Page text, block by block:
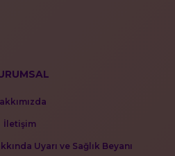
İletişim
Uyarı ve Sağlık Beyanı